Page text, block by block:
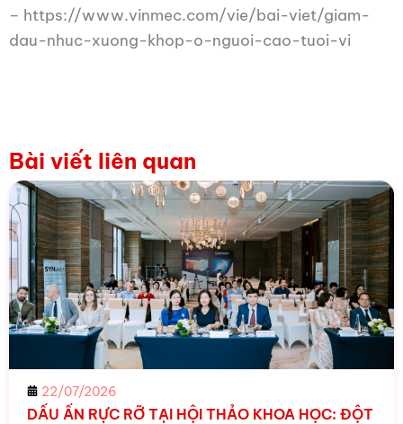
– https://www.vinmec.com/vie/bai-viet/giam-
dau-nhuc-xuong-khop-o-nguoi-cao-tuoi-vi
Bài viết liên quan
22/07/2026
DẤU ẤN RỰC RỠ TẠI HỘI THẢO KHOA HỌC: ĐỘT